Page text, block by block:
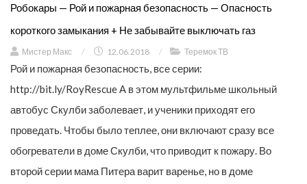
Робокары — Рой и пожарная безопасность — Опасность
короткого замыкания + Не забывайте выключать газ
Мистер Макс / 12.06.2018 / Теремок ТВ
Рой и пожарная безопасность, все серии:
http://bit.ly/RoyRescue А в этом мультфильме школьный
автобус Скулби заболевает, и ученики приходят его
проведать. Чтобы было теплее, они включают сразу все
обогреватели в доме Скулби, что приводит к пожару. Во
второй серии мама Питера варит варенье, но в доме